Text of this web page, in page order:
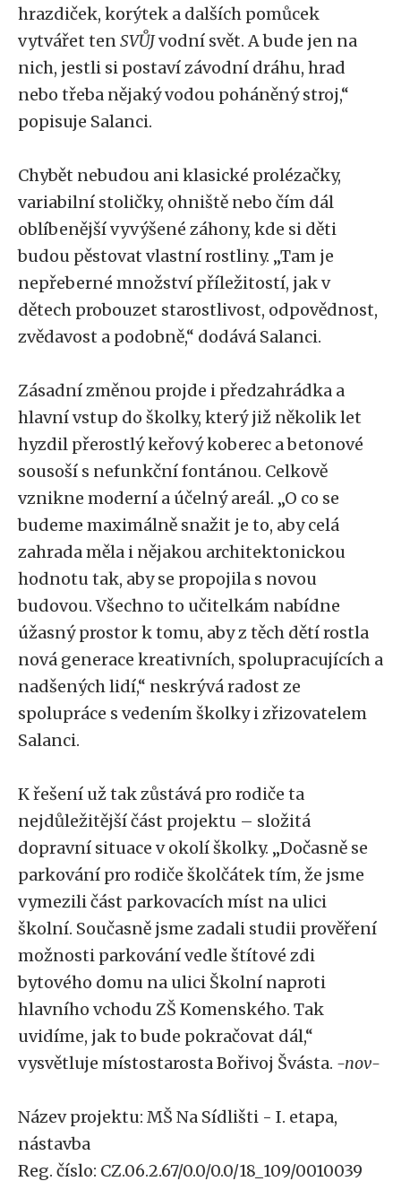
hrazdiček, korýtek a dalších pomůcek
vytvářet tenSVŮJvodní svět. A bude jen na
nich, jestli si postaví závodní dráhu, hrad
nebo třeba nějaký vodou poháněný stroj,“
popisuje Salanci.
Chybět nebudou ani klasické prolézačky,
variabilní stoličky, ohniště nebo čím dál
oblíbenější vyvýšené záhony, kde si děti
budou pěstovat vlastní rostliny. „Tam je
nepřeberné množství příležitostí, jak v
dětech probouzet starostlivost, odpovědnost,
zvědavost a podobně,“ dodává Salanci.
Zásadní změnou projde i předzahrádka a
hlavní vstup do školky, který již několik let
hyzdil přerostlý keřový koberec a betonové
sousoší s nefunkční fontánou. Celkově
vznikne moderní a účelný areál. „O co se
budeme maximálně snažit je to, aby celá
zahrada měla i nějakou architektonickou
hodnotu tak, aby se propojila s novou
budovou. Všechno to učitelkám nabídne
úžasný prostor k tomu, aby z těch dětí rostla
nová generace kreativních, spolupracujících a
nadšených lidí,“ neskrývá radost ze
spolupráce s vedením školky i zřizovatelem
Salanci.
K řešení už tak zůstává pro rodiče ta
nejdůležitější část projektu – složitá
dopravní situace v okolí školky. „Dočasně se
parkování pro rodiče školčátek tím, že jsme
vymezili část parkovacích míst na ulici
školní. Současně jsme zadali studii prověření
možnosti parkování vedle štítové zdi
bytového domu na ulici Školní naproti
hlavního vchodu ZŠ Komenského. Tak
uvidíme, jak to bude pokračovat dál,“
vysvětluje místostarosta Bořivoj Švásta. -nov-
Název projektu: MŠ Na Sídlišti - I. etapa,
nástavba
Reg. číslo: CZ.06.2.67/0.0/0.0/18_109/0010039